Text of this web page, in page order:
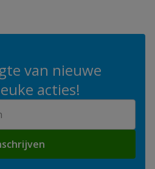
van nieuwe
acties!